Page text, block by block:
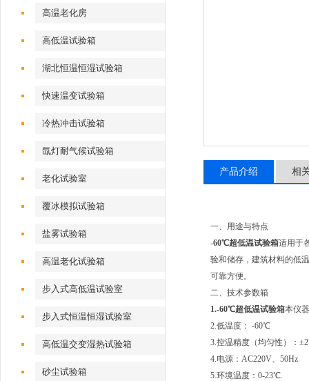
高温老化房
高低温试验箱
湖北恒温恒湿试验箱
快速温变试验箱
冷热冲击试验箱
氙灯耐气候试验箱
老化试验室
覆冰模拟试验箱
盐雾试验箱
高温老化试验箱
步入式高低温试验室
步入式恒温恒湿试验室
高低温交变湿热试验箱
砂尘试验箱
产品介绍 相
一、用途与特点
-60℃超低温试验箱适用于
验和储存，建筑材料的低
可靠方便。
二、技术参数箱
1.-60℃超低温试验箱本仪
2.低温度： -60℃
3.控温精度（均匀性）：
4.电源：AC220V、50Hz
5.环境温度：0-23℃.